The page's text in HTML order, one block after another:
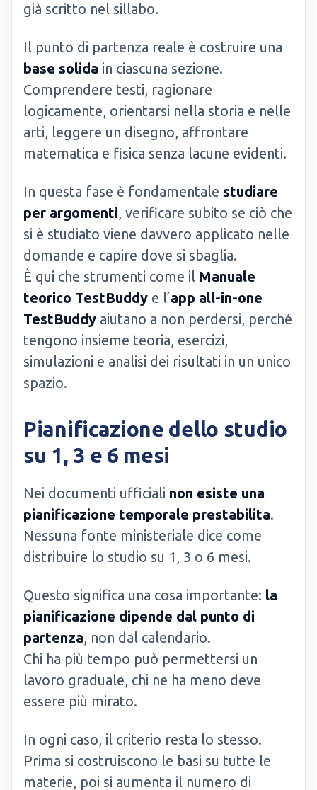
già scritto nel sillabo.
Il punto di partenza reale è costruire una
base solida in ciascuna sezione.
Comprendere testi, ragionare
logicamente, orientarsi nella storia e nelle
arti, leggere un disegno, affrontare
matematica e fisica senza lacune evidenti.
In questa fase è fondamentale studiare
per argomenti, verificare subito se ciò che
si è studiato viene davvero applicato nelle
domande e capire dove si sbaglia.
È qui che strumenti come il Manuale
teorico TestBuddy e l’app all-in-one
TestBuddy aiutano a non perdersi, perché
tengono insieme teoria, esercizi,
simulazioni e analisi dei risultati in un unico
spazio.
Pianificazione dello studio
su 1, 3 e 6 mesi
Nei documenti ufficiali non esiste una
pianificazione temporale prestabilita.
Nessuna fonte ministeriale dice come
distribuire lo studio su 1, 3 o 6 mesi.
Questo significa una cosa importante: la
pianificazione dipende dal punto di
partenza, non dal calendario.
Chi ha più tempo può permettersi un
lavoro graduale, chi ne ha meno deve
essere più mirato.
In ogni caso, il criterio resta lo stesso.
Prima si costruiscono le basi su tutte le
materie, poi si aumenta il numero di